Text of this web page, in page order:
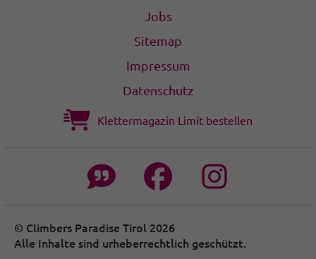
Jobs
Sitemap
Impressum
Datenschutz
Klettermagazin Limit bestellen
© Climbers Paradise Tirol 2026
Alle Inhalte sind urheberrechtlich geschützt.